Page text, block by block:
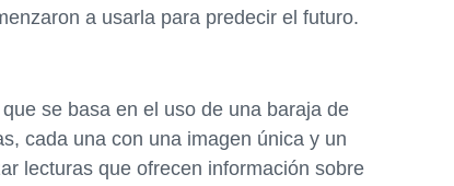
a usarla para predecir el futuro.
se basa en el uso de una baraja de
cada una con una imagen única y un
lecturas que ofrecen información sobre